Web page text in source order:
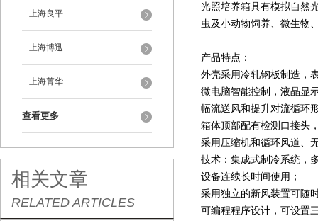
上海良平
上海博迅
上海菁华
查看更多
相关文章
RELATED ARTICLES
光照培养箱具有模拟自然
虫及小动物饲养、微生物
产品特点：
外壳采用冷轧钢板制造，
微电脑智能控制，液晶显
幅流送风和提升对流循环
箱体顶部配有检测口接头
采用压缩机和循环风道、
技术：集成式制冷系统，
设备连续长时间使用；
采用独立的新风装置可随
可编程程序设计，可设置